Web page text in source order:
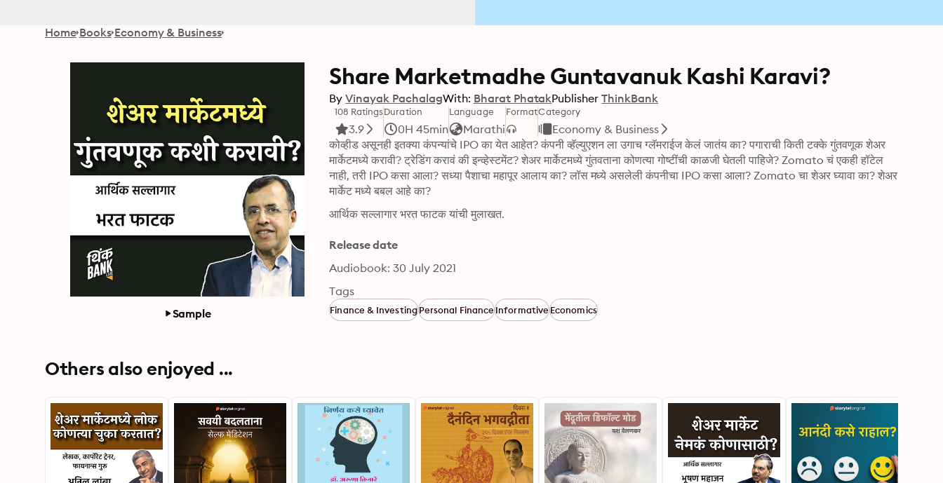
Home Books Economy & Business
Sample
Share Marketmadhe Guntavanuk Kashi Karavi?
By Vinayak PachalagWith: Bharat PhatakPublisher ThinkBank
108 Ratings
3.9
Duration
0H 45min
Language
Marathi
FormatCategory
Economy & Business
कोव्हीड असूनही इतक्या कंपन्यांचे IPO का येत आहेत? कंपनी व्हॅल्युएशन ला उगाच ग्लॅमराईज केलं जातंय का? पगाराची किती टक्के गुंतवणूक शेअर
मार्केटमध्ये करावी? ट्रेडिंग करावं की इन्व्हेस्टमेंट? शेअर मार्केटमध्ये गुंतवताना कोणत्या गोष्टींची काळजी घेतली पाहिजे? Zomato चं एकही हॉटेल
नाही, तरी IPO कसा आला? सध्या पैशाचा महापूर आलाय का? लॉस मध्ये असलेली कंपनीचा IPO कसा आला? Zomato चा शेअर घ्यावा का? शेअर
मार्केट मध्ये बबल आहे का?
आर्थिक सल्लागार भरत फाटक यांची मुलाखत.
Release date
Audiobook: 30 July 2021
Tags
Finance & InvestingPersonal FinanceInformativeEconomics
Others also enjoyed ...